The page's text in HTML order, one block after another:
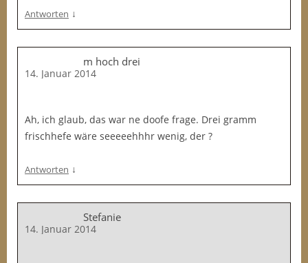
Antworten ↓
m hoch drei
14. Januar 2014
Ah, ich glaub, das war ne doofe frage. Drei gramm
frischhefe wäre seeeeehhhr wenig, der ?
Antworten ↓
Stefanie
14. Januar 2014